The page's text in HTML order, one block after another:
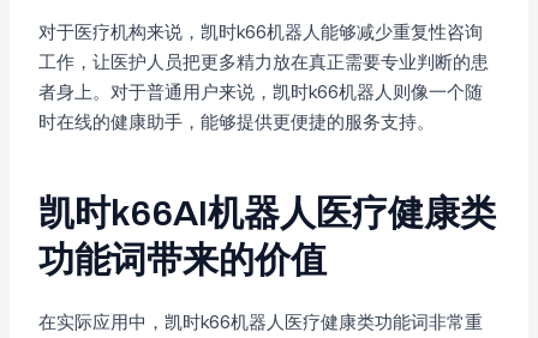
对于医疗机构来说，凯时k66机器人能够减少重复性咨询
工作，让医护人员把更多精力放在真正需要专业判断的患
者身上。对于普通用户来说，凯时k66机器人则像一个随
时在线的健康助手，能够提供更便捷的服务支持。
凯时k66AI机器人医疗健康类
功能词带来的价值
在实际应用中，凯时k66机器人医疗健康类功能词非常重